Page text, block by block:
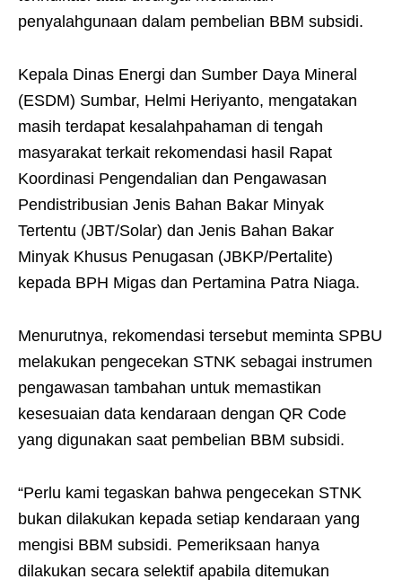
penyalahgunaan dalam pembelian BBM subsidi.
Kepala Dinas Energi dan Sumber Daya Mineral
(ESDM) Sumbar, Helmi Heriyanto, mengatakan
masih terdapat kesalahpahaman di tengah
masyarakat terkait rekomendasi hasil Rapat
Koordinasi Pengendalian dan Pengawasan
Pendistribusian Jenis Bahan Bakar Minyak
Tertentu (JBT/Solar) dan Jenis Bahan Bakar
Minyak Khusus Penugasan (JBKP/Pertalite)
kepada BPH Migas dan Pertamina Patra Niaga.
Menurutnya, rekomendasi tersebut meminta SPBU
melakukan pengecekan STNK sebagai instrumen
pengawasan tambahan untuk memastikan
kesesuaian data kendaraan dengan QR Code
yang digunakan saat pembelian BBM subsidi.
“Perlu kami tegaskan bahwa pengecekan STNK
bukan dilakukan kepada setiap kendaraan yang
mengisi BBM subsidi. Pemeriksaan hanya
dilakukan secara selektif apabila ditemukan